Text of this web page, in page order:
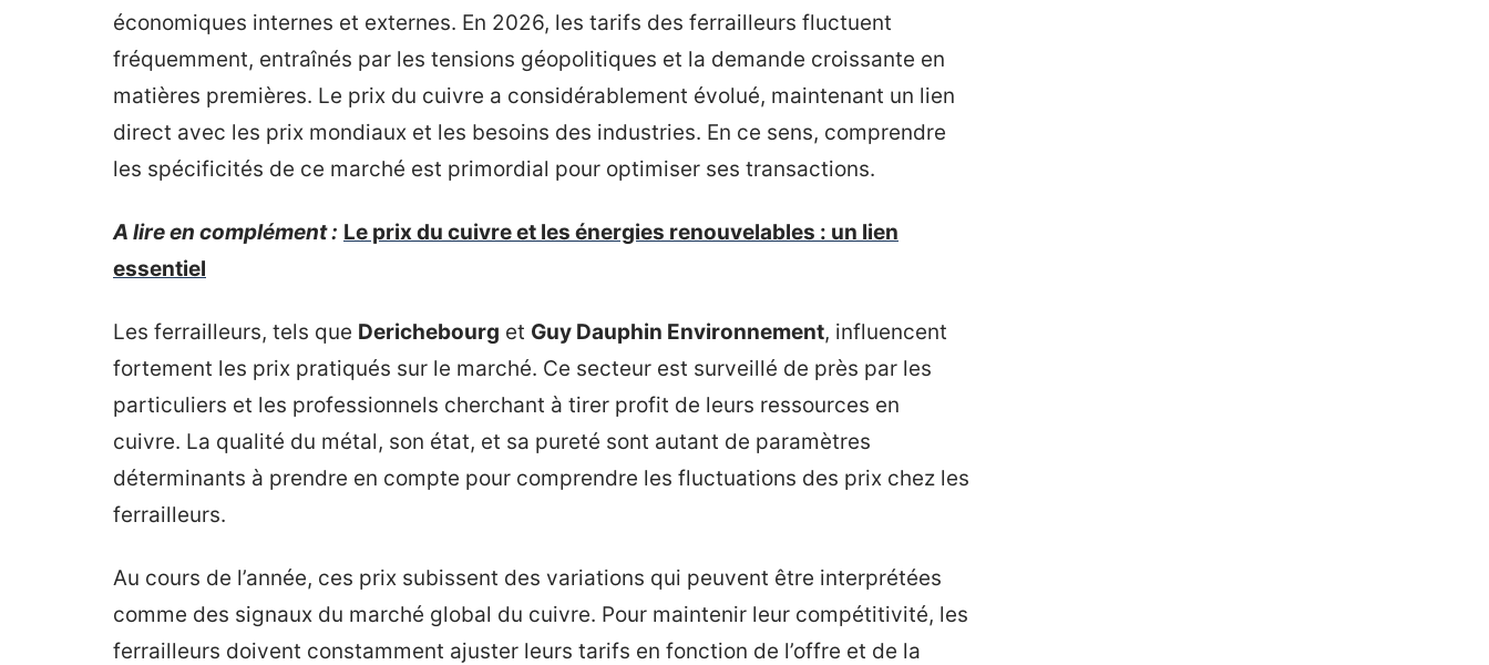
économiques internes et externes. En 2026, les tarifs des ferrailleurs fluctuent
fréquemment, entraînés par les tensions géopolitiques et la demande croissante en
matières premières. Le prix du cuivre a considérablement évolué, maintenant un lien
direct avec les prix mondiaux et les besoins des industries. En ce sens, comprendre
les spécificités de ce marché est primordial pour optimiser ses transactions.
A lire en complément : Le prix du cuivre et les énergies renouvelables : un lien
essentiel
Les ferrailleurs, tels que Derichebourg et Guy Dauphin Environnement, influencent
fortement les prix pratiqués sur le marché. Ce secteur est surveillé de près par les
particuliers et les professionnels cherchant à tirer profit de leurs ressources en
cuivre. La qualité du métal, son état, et sa pureté sont autant de paramètres
déterminants à prendre en compte pour comprendre les fluctuations des prix chez les
ferrailleurs.
Au cours de l’année, ces prix subissent des variations qui peuvent être interprétées
comme des signaux du marché global du cuivre. Pour maintenir leur compétitivité, les
ferrailleurs doivent constamment ajuster leurs tarifs en fonction de l’offre et de la